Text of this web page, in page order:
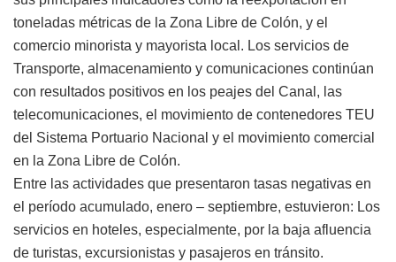
toneladas métricas de la Zona Libre de Colón, y el
comercio minorista y mayorista local. Los servicios de
Transporte, almacenamiento y comunicaciones continúan
con resultados positivos en los peajes del Canal, las
telecomunicaciones, el movimiento de contenedores TEU
del Sistema Portuario Nacional y el movimiento comercial
en la Zona Libre de Colón.
Entre las actividades que presentaron tasas negativas en
el período acumulado, enero – septiembre, estuvieron: Los
servicios en hoteles, especialmente, por la baja afluencia
de turistas, excursionistas y pasajeros en tránsito.